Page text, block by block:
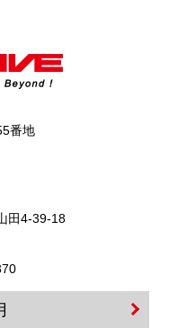
番地
田4-39-18